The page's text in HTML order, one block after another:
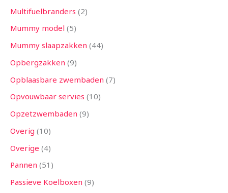
Multifuelbranders 2
Mummy model 5
Mummy slaapzakken 44
Opbergzakken 9
Opblaasbare zwembaden 7
Opvouwbaar servies 10
Opzetzwembaden 9
Overig 10
Overige 4
Pannen 51
Passieve Koelboxen 9